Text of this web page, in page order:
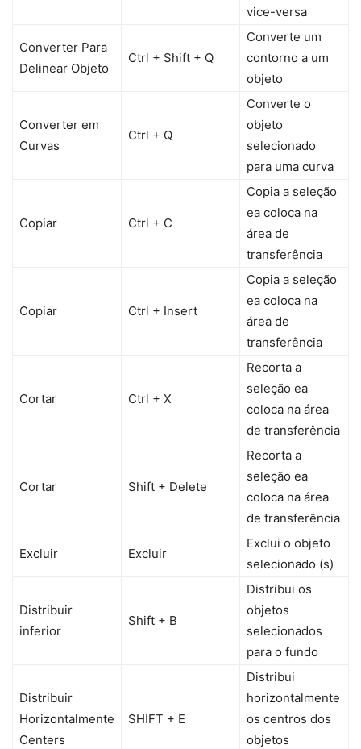
vice-versa
Converter Para
Delinear Objeto
Ctrl + Shift + Q
Converte um
contorno a um
objeto
Converter em
Curvas
Ctrl + Q
Converte o
objeto
selecionado
para uma curva
Copiar Ctrl + C
Copia a seleção
ea coloca na
área de
transferência
Copiar Ctrl + Insert
Copia a seleção
ea coloca na
área de
transferência
Cortar Ctrl + X
Recorta a
seleção ea
coloca na área
de transferência
Cortar Shift + Delete
Recorta a
seleção ea
coloca na área
de transferência
Excluir Excluir
Exclui o objeto
selecionado (s)
Distribuir
inferior
Shift + B
Distribui os
objetos
selecionados
para o fundo
Distribuir
Horizontalmente
Centers
SHIFT + E
Distribui
horizontalmente
os centros dos
objetos